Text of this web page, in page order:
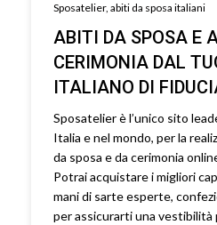
Sposatelier, abiti da sposa italiani
ABITI DA SPOSA E
CERIMONIA DAL
ITALIANO DI
Sposatelier è l’unico sito
Italia e nel mondo, per la
da sposa e da cerimonia
Potrai acquistare i migliori
mani di sarte esperte,
per assicurarti una